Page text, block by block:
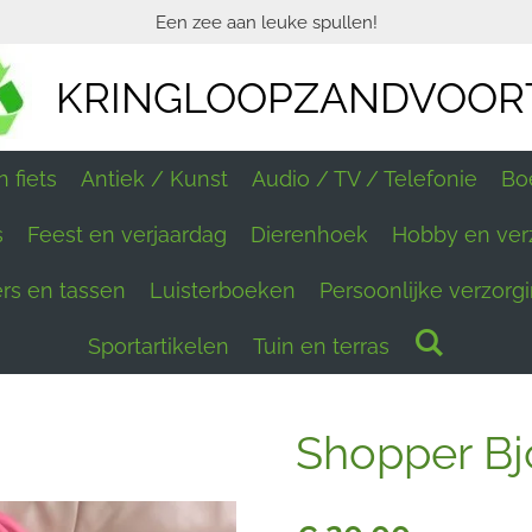
Een zee aan leuke spullen!
fiets Antiek / Kunst Audio / TV / Telefonie
Feest en verjaardag Dierenhoek Hobby en
en tassen Luisterboeken Persoonlijke
Sportartikelen Tuin en terras
Shopper